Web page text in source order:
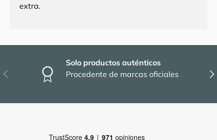
extra.
Anterior
Solo productos auténticos
Procedente de marcas oficiales